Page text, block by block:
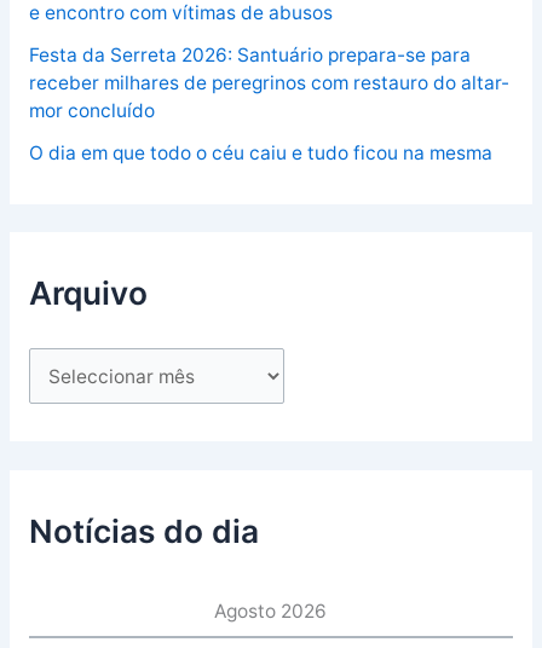
e encontro com vítimas de abusos
Festa da Serreta 2026: Santuário prepara-se para
receber milhares de peregrinos com restauro do altar-
mor concluído
O dia em que todo o céu caiu e tudo ficou na mesma
Arquivo
Notícias do dia
Agosto 2026